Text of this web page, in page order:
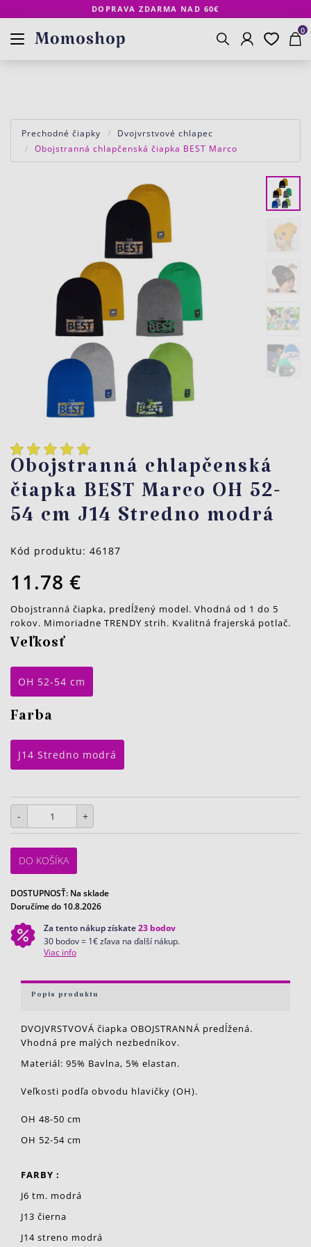
DOPRAVA ZDARMA NAD 60€
Vyhľadávanie
Košík
0
Obľúbené
Prechodné čiapky
Dvojvrstvové chlapec
Obojstranná chlapčenská čiapka BEST Marco
Obojstranná chlapčenská
čiapka BEST Marco OH 52-
54 cm J14 Stredno modrá
Kód produktu: 46187
11.78 €
Obojstranná čiapka, predĺžený model. Vhodná od 1 do 5
rokov. Mimoriadne TRENDY strih. Kvalitná frajerská potlač.
Veľkosť
OH 52-54 cm
Farba
J14 Stredno modrá
- +
DO KOŠÍKA
DOSTUPNOSŤ: Na sklade
Doručíme do 10.8.2026
Za tento nákup získate23 bodov
30 bodov = 1€ zľava na ďalší nákup.
Viac info
Popis produktu
DVOJVRSTVOVÁ čiapka OBOJSTRANNÁ predĺžená.
Vhodná pre malých nezbedníkov.
Materiál: 95% Bavlna, 5% elastan.
Veľkosti podľa obvodu hlavičky (OH).
OH 48-50 cm
OH 52-54 cm
FARBY :
J6 tm. modrá
J13 čierna
J14 streno modrá